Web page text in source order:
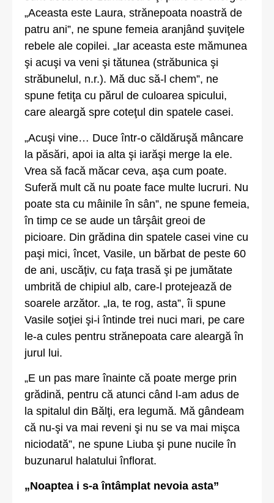
„Aceasta este Laura, strănepoata noastră de
patru ani”, ne spune femeia aranjând şuviţele
rebele ale copilei. „Iar aceasta este mămunea
şi acuşi va veni şi tătunea (străbunica şi
străbunelul, n.r.). Mă duc să-l chem”, ne
spune fetiţa cu părul de culoarea spicului,
care aleargă spre coteţul din spatele casei.
„Acuşi vine… Duce într-o căldăruşă mâncare
la păsări, apoi ia alta şi iarăşi merge la ele.
Vrea să facă măcar ceva, aşa cum poate.
Suferă mult că nu poate face multe lucruri. Nu
poate sta cu mâinile în sân”, ne spune femeia,
în timp ce se aude un târşâit greoi de
picioare. Din grădina din spatele casei vine cu
paşi mici, încet, Vasile, un bărbat de peste 60
de ani, uscăţiv, cu faţa trasă şi pe jumătate
umbrită de chipiul alb, care-l protejează de
soarele arzător. „Ia, te rog, asta”, îi spune
Vasile soţiei şi-i întinde trei nuci mari, pe care
le-a cules pentru strănepoata care aleargă în
jurul lui.
„E un pas mare înainte că poate merge prin
grădină, pentru că atunci când l-am adus de
la spitalul din Bălţi, era legumă. Mă gândeam
că nu-şi va mai reveni şi nu se va mai mişca
niciodată”, ne spune Liuba şi pune nucile în
buzunarul halatului înflorat.
„Noaptea i s-a întâmplat nevoia asta”